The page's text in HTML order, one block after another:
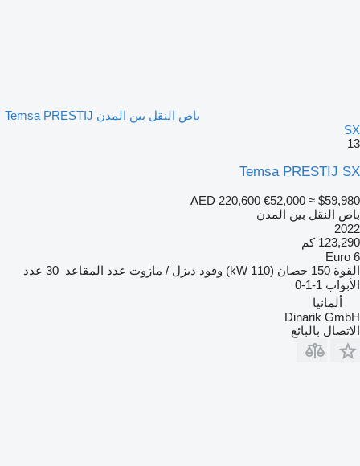
باص النقل بين المدن Temsa PRESTIJ
SX
13
Temsa PRESTIJ SX
AED 220,600 €52,000 ≈ $59,980
باص النقل بين المدن
2022
123,290 كم
Euro 6
القوة 150 حصان (110 kW) وقود ديزل / مازوت عدد المقاعد 30 عدد
الأبواب 1-1-0
ألمانيا
Dinarik GmbH
الاتصال بالبائع